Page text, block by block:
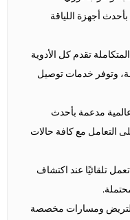
أجهزة اللياقة
تقدم كل الأدوية
وتوفر خدمات توصيل
مدعمة بأحدث
التعامل مع كافة حالات
تلقائيًا عند اكتشاف
ومسارات مخصصة